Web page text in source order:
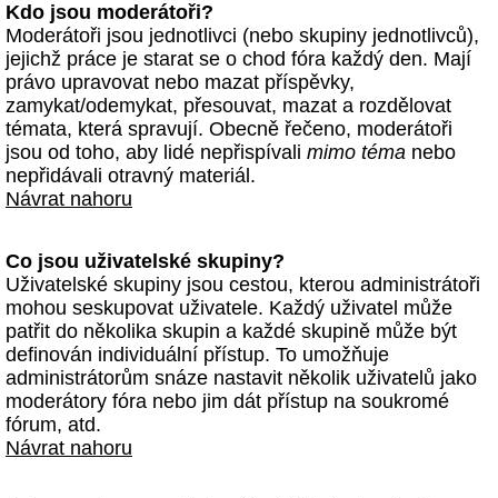
Kdo jsou moderátoři?
Moderátoři jsou jednotlivci (nebo skupiny jednotlivců),
jejichž práce je starat se o chod fóra každý den. Mají
právo upravovat nebo mazat příspěvky,
zamykat/odemykat, přesouvat, mazat a rozdělovat
témata, která spravují. Obecně řečeno, moderátoři
jsou od toho, aby lidé nepřispívali mimo téma nebo
nepřidávali otravný materiál.
Návrat nahoru
Co jsou uživatelské skupiny?
Uživatelské skupiny jsou cestou, kterou administrátoři
mohou seskupovat uživatele. Každý uživatel může
patřit do několika skupin a každé skupině může být
definován individuální přístup. To umožňuje
administrátorům snáze nastavit několik uživatelů jako
moderátory fóra nebo jim dát přístup na soukromé
fórum, atd.
Návrat nahoru